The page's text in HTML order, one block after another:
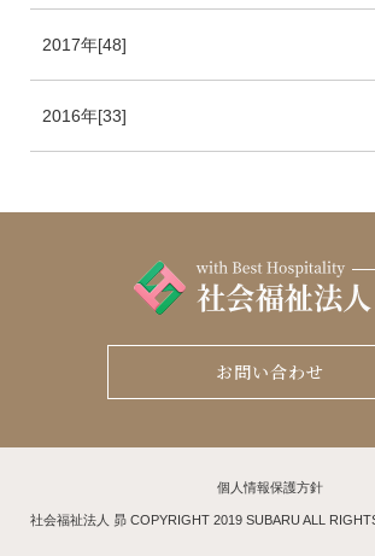
2017年[48]
2016年[33]
お問い合わせ
個人情報保護方針
社会福祉法人 昴 COPYRIGHT 2019 SUBARU ALL